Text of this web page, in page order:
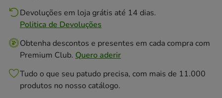
Devoluções em loja grátis até 14 dias.
Politica de Devoluções
Obtenha descontos e presentes em cada compra com
Premium Club. Quero aderir
Tudo o que seu patudo precisa, com mais de 11.000
produtos no nosso catálogo.